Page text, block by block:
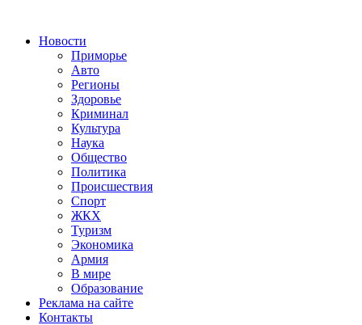
Новости
Приморье
Авто
Регионы
Здоровье
Криминал
Культура
Наука
Общество
Политика
Происшествия
Спорт
ЖКХ
Туризм
Экономика
Армия
В мире
Образование
Реклама на сайте
Контакты